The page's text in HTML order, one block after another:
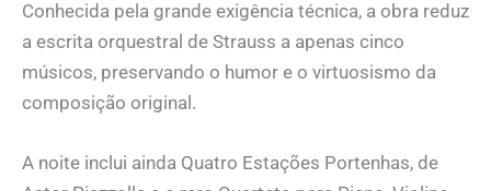
Conhecida pela grande exigência técnica, a obra reduz
a escrita orquestral de Strauss a apenas cinco
músicos, preservando o humor e o virtuosismo da
composição original.
A noite inclui ainda Quatro Estações Portenhas, de